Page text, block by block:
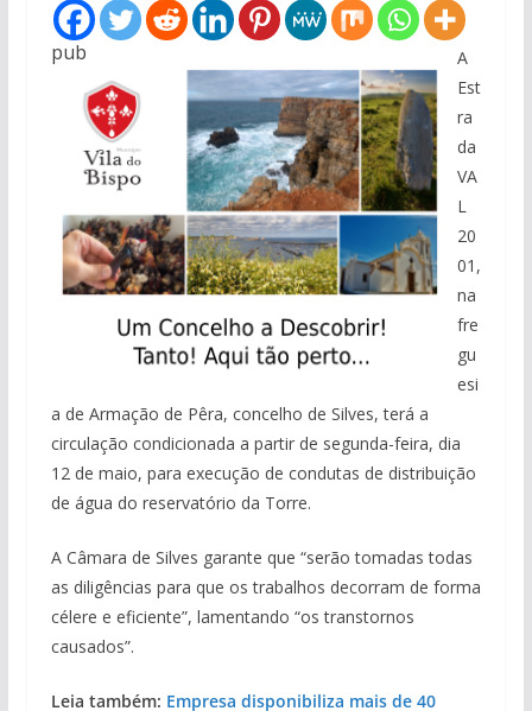
pub
A
Est
ra
da
VA
L
20
01,
na
fre
gu
esi
a de Armação de Pêra, concelho de Silves, terá a
circulação condicionada a partir de segunda-feira, dia
12 de maio, para execução de condutas de distribuição
de água do reservatório da Torre.
A Câmara de Silves garante que “serão tomadas todas
as diligências para que os trabalhos decorram de forma
célere e eficiente”, lamentando “os transtornos
causados”.
Leia também: Empresa disponibiliza mais de 40